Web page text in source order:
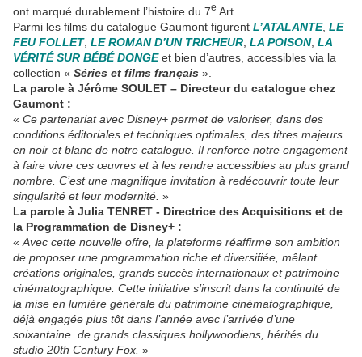
ont marqué durablement l’histoire du 7e Art.
Parmi les films du catalogue Gaumont figurent L’ATALANTE, LE
FEU FOLLET, LE ROMAN D’UN TRICHEUR LA POISON, LA
VÉRITÉ SUR BÉBÉ DONGE et bien d’autres, accessibles via la
collection « Séries et films français ».
La parole à Jérôme SOULET – Directeur du catalogue chez
Gaumont :
« Ce partenariat avec Disney+ permet de valoriser, dans des
conditions éditoriales et techniques optimales, des titres majeurs
en noir et blanc de notre catalogue. Il renforce notre engagement
à faire vivre ces œuvres et à les rendre accessibles au plus grand
nombre. C’est une magnifique invitation à redécouvrir toute leur
singularité et leur modernité. »
La parole à Julia TENRET - Directrice des Acquisitions et de
la Programmation de Disney+ :
« Avec cette nouvelle offre, la plateforme réaffirme son ambition
de proposer une programmation riche et diversifiée, mêlant
créations originales, grands succès internationaux et patrimoine
cinématographique. Cette initiative s’inscrit dans la continuité de
la mise en lumière générale du patrimoine cinématographique,
déjà engagée plus tôt dans l’année avec l’arrivée d’une
soixantaine de grands classiques hollywoodiens, hérités du
studio 20th Century Fox. »